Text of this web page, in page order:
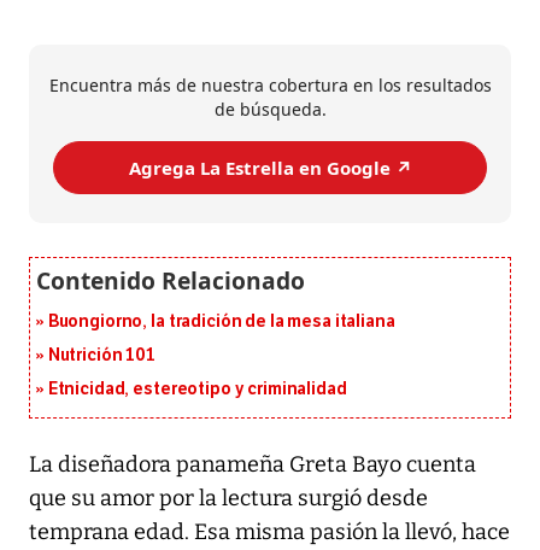
Encuentra más de nuestra cobertura en los resultados
de búsqueda.
Agrega La Estrella en Google ↗️
Buongiorno, la tradición de la mesa italiana
Nutrición 101
Etnicidad, estereotipo y criminalidad
La diseñadora panameña Greta Bayo cuenta
que su amor por la lectura surgió desde
temprana edad. Esa misma pasión la llevó, hace